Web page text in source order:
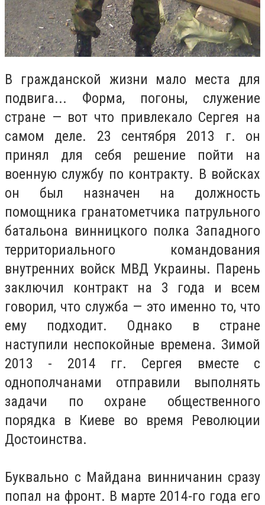
В гражданской жизни мало места для
подвига... Форма, погоны, служение
стране — вот что привлекало Сергея на
самом деле. 23 сентября 2013 г. он
принял для себя решение пойти на
военную службу по контракту. В войсках
он был назначен на должность
помощника гранатометчика патрульного
батальона винницкого полка Западного
территориального командования
внутренних войск МВД Украины. Парень
заключил контракт на 3 года и всем
говорил, что служба — это именно то, что
ему подходит. Однако в стране
наступили неспокойные времена. Зимой
2013 - 2014 гг. Сергея вместе с
однополчанами отправили выполнять
задачи по охране общественного
порядка в Киеве во время Революции
Достоинства.
Буквально с Майдана винничанин сразу
попал на фронт. В марте 2014-го года его